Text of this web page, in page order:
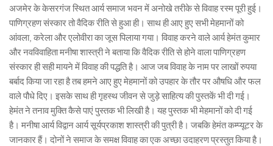
अजमेर के केसरगंज स्थित आर्य समाज भवन में अनोखे तरीके से विवाह रस्म पूरी हुई।
पाणिग्रहण संस्कार तो वैदिक रीति से हुआ ही। साथ ही आए हुए सभी मेहमानों को
आंवला, करेला और एलोवीरा का जूस पिलाया गया। विवाह करने वाले आर्य हेमंत कुमार
और नवविवाहिता मनीषा शास्त्री ने बताया कि वैदिक रीति से होने वाला पाणिग्रहण
संस्कार ही सही मायने में विवाह की पद्धति है। आज जब विवाह के नाम पर लाखों रुपया
बर्बाद किया जा रहा है तब हमने आए हुए मेहमानों को उपहार के तौर पर औषधि और फल
वाले पौधे दिए। इसके साथ ही गृहस्थ जीवन से जुड़े साहित्य की पुस्तकें भी दी गई।
हेमंत ने तनाव मुक्ति कैसे पाएं पुस्तक भी लिखी है। यह पुस्तक भी मेहमानों को दी गई
है। मनीषा आर्य विद्वान आर्य सूर्यप्रकाश शास्त्री की पुत्री है। जबकि हेमंत कम्प्यूटर के
जानकार हैं। दोनों ने समाज के समक्ष विवाह का एक अच्छा उदाहरण प्रस्तुत किया है।